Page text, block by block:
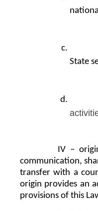
State
IV –
communication,
transfer with a
origin provides an
provisions of this